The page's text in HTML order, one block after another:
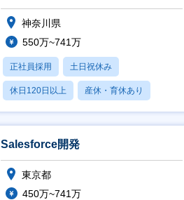
発エンジニア
神奈川県
550万~741万
正社員採用 土日祝休み
休日120日以上 産休・育休あり
月残業20時間以内
Salesforce開発
東京都
450万~741万